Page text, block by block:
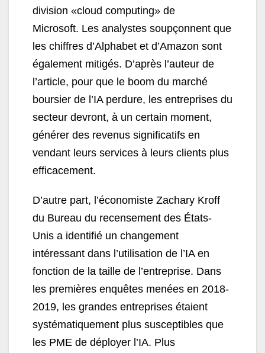
division «cloud computing» de
Microsoft. Les analystes soupçonnent que
les chiffres d’Alphabet et d’Amazon sont
également mitigés. D’après l’auteur de
l’article, pour que le boom du marché
boursier de l’IA perdure, les entreprises du
secteur devront, à un certain moment,
générer des revenus significatifs en
vendant leurs services à leurs clients plus
efficacement.
D’autre part, l’économiste Zachary Kroff
du Bureau du recensement des États-
Unis a identifié un changement
intéressant dans l’utilisation de l’IA en
fonction de la taille de l’entreprise. Dans
les premières enquêtes menées en 2018-
2019, les grandes entreprises étaient
systématiquement plus susceptibles que
les PME de déployer l’IA. Plus